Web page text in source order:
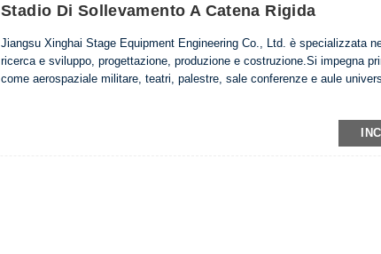
Stadio Di Sollevamento A Catena Rigida
Jiangsu Xinghai Stage Equipment Engineering Co., Ltd. è specializzata
ricerca e sviluppo, progettazione, produzione e costruzione.Si impegna
come aerospaziale militare, teatri, palestre, sale conferenze e aule